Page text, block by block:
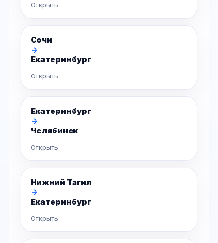
Открыть
Сочи
→
Екатеринбург
Открыть
Екатеринбург
→
Челябинск
Открыть
Нижний Тагил
→
Екатеринбург
Открыть